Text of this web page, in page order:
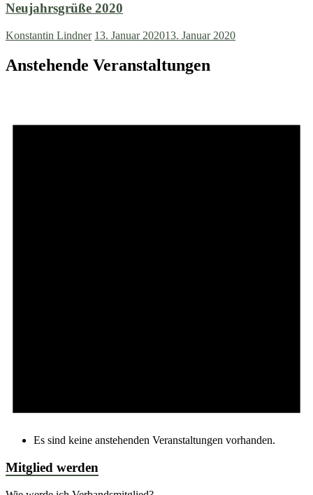
Neujahrsgrüße 2020
Konstantin Lindner 13. Januar 202013. Januar 2020
Anstehende Veranstaltungen
Es sind keine anstehenden Veranstaltungen vorhanden.
Mitglied werden